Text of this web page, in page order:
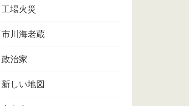
工場火災
市川海老蔵
政治家
新しい地図